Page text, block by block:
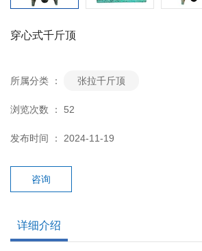
穿心式千斤顶
所属分类 ： 张拉千斤顶
浏览次数 ： 52
发布时间 ： 2024-11-19
咨询
详细介绍